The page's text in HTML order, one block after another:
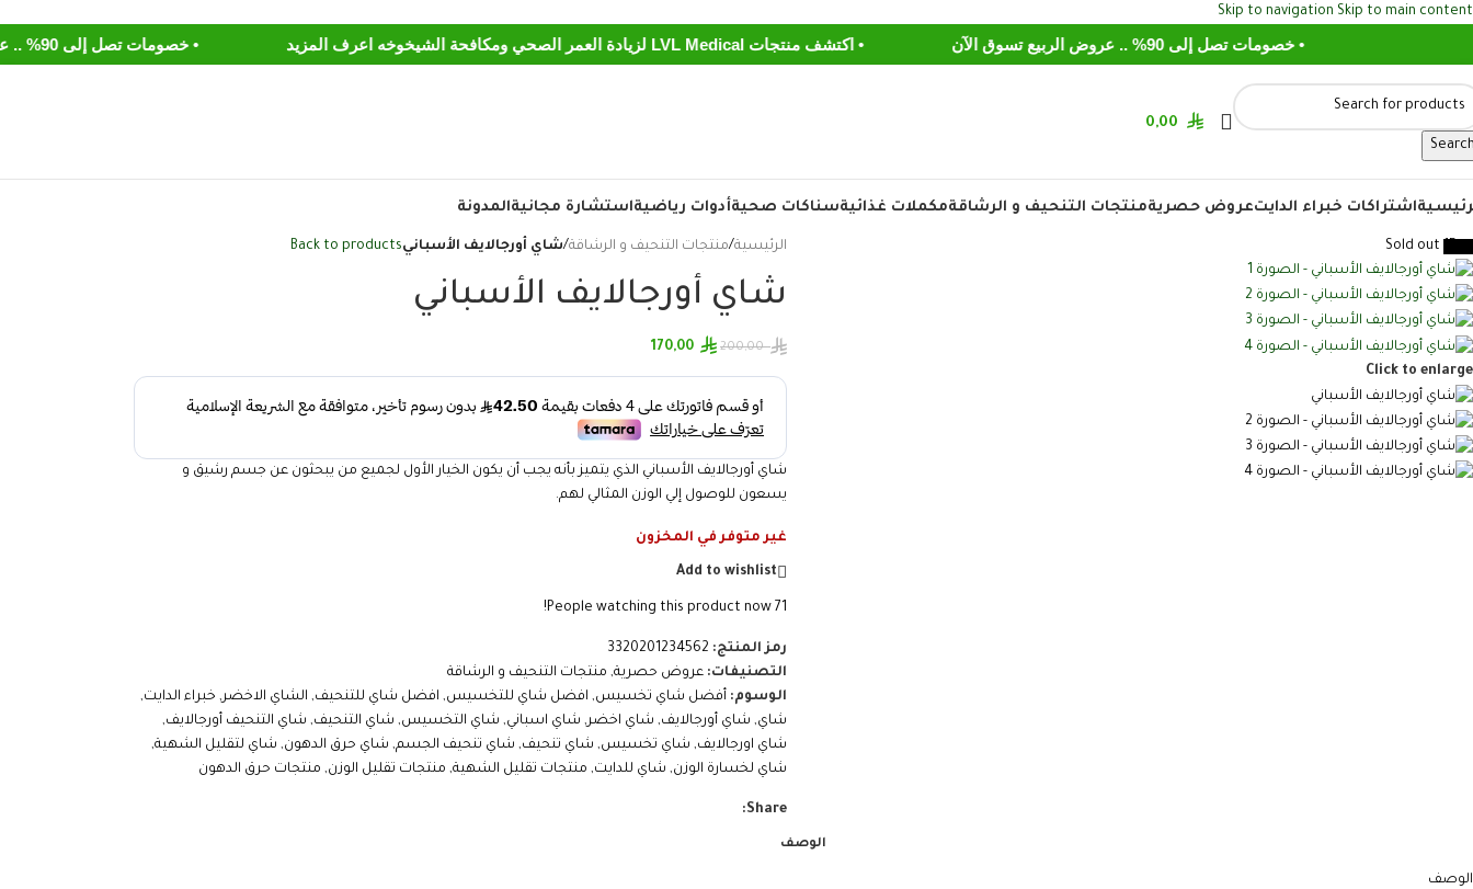
Skip to navigation Skip to main content
• خصومات تصل إلى 90% .. عروض الربيع تسوق الآن • اكتشف منتجات LVL Medical لزيادة العمر الصحي ومكافحة الشيخوخه اعرف المزيد • خصومات تصل إلى 90% .. عروض الربيع تسوق الآن
0,00
اشتراكات خبراء الدايتعروض حصريةمنتجات التنحيف و الرشاقةمكملات غذائيةسناكات صحيةأدوات رياضيةاستشارة مجانيةالمدونة
Sold out
Click to enlarge
الرئيسية/منتجات التنحيف و الرشاقة/شاي أورجالايف الأسبانيBack to products
شاي أورجالايف الأسباني
200,00
170,00
شاي أورجالايف الأسباني الذي يتميز بأنه يجب أن يكون الخيار الأول لجميع من يبحثون عن جسم رشيق و
يسعون للوصول إلي الوزن المثالي لهم.
غير متوفر في المخزون
Add to wishlist
71
People watching this product now!
رمز المنتج: 3320201234562
التصنيفات: عروض حصرية, منتجات التنحيف و الرشاقة
الوسوم: أفضل شاي تخسيس, افضل شاي للتخسيس, افضل شاي للتنحيف, الشاي الاخضر, خبراء الدايت,
شاي, شاي أورجالايف, شاي اخضر, شاي اسباني, شاي التخسيس, شاي التنحيف, شاي التنحيف أورجالايف,
شاي اورجالايف, شاي تخسيس, شاي تنحيف, شاي تنحيف الجسم, شاي حرق الدهون, شاي لتقليل الشهية,
شاي لخسارة الوزن, شاي للدايت, منتجات تقليل الشهية, منتجات تقليل الوزن, منتجات حرق الدهون
Share:
الوصف
الوصف